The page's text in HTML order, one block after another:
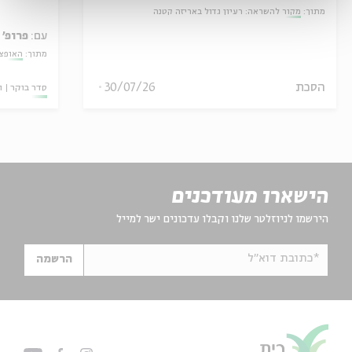
מתוך: מקור להשראה: רעיון גדול באריזה קטנה
הסכת 30/07/26
עם: פרופ'
מתוך:
סדר בוקר
הישארו מעודכנים
הירשמו לניוזלטר שלנו וקבלו עדכונים ישר למייל
*כתובת דוא"ל הרשמה